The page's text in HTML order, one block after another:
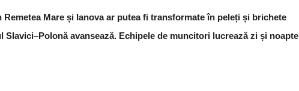
Remetea Mare și Ianova ar putea fi transformate în peleți și brichete
Slavici–Polonă avansează. Echipele de muncitori lucrează zi și noapte